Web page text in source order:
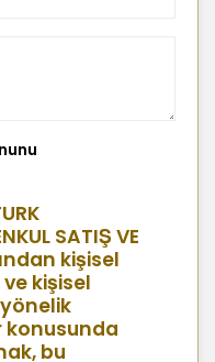
SATIŞ VE
kişisel
kişisel
bu